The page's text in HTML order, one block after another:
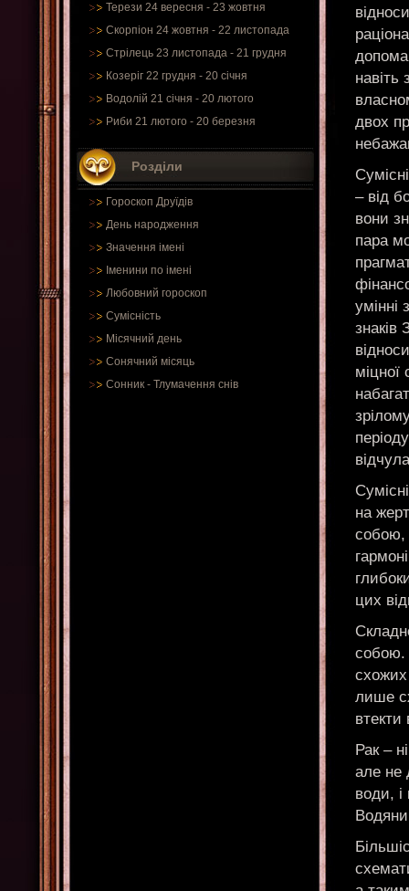
Терези 24 вересня - 23 жовтня
Скорпіон 24 жовтня - 22 листопада
Стрілець 23 листопада - 21 грудня
Козеріг 22 грудня - 20 січня
Водолій 21 січня - 20 лютого
Риби 21 лютого - 20 березня
Розділи
Гороскоп Друїдів
День народження
Значення імені
Іменини по імені
Любовний гороскоп
Сумісність
Місячний день
Сонячний місяць
Сонник - Тлумачення снів
навіть
двох
– від
вони
пара
умінні
знаків
на
собою,
цих
собою.
лише
втекти
Рак –
але не
води, і